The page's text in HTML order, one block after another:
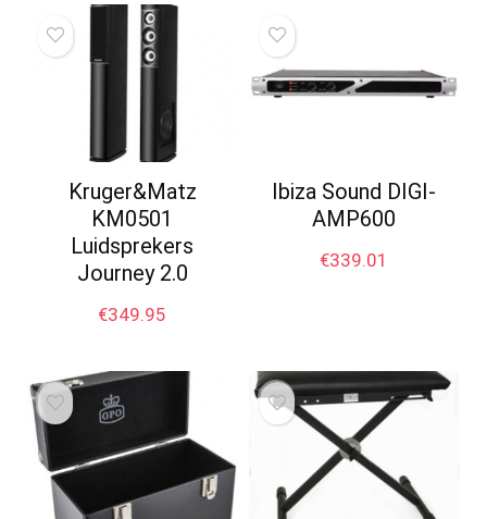
Kruger&Matz
KM0501
Luidsprekers
Journey 2.0
€349.95
Ibiza Sound DIGI-
AMP600
€339.01